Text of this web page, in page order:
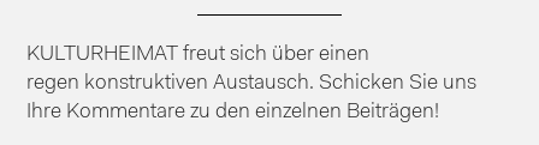
KULTURHEIMAT freut sich über einen
regen konstruktiven Austausch. Schicken Sie uns
Ihre Kommentare zu den einzelnen Beiträgen!